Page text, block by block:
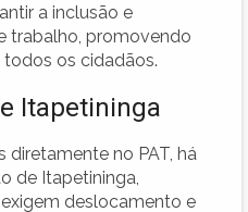
a inclusão e
trabalho, promovendo
os cidadãos.
Itapetininga
diretamente no PAT, há
de Itapetininga,
deslocamento e